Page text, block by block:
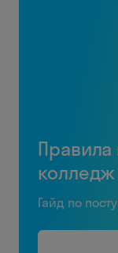
колледж
Гайд по